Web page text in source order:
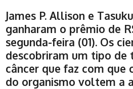
James P. Allison e
ganharam o prêmio de
segunda-feira (01). Os
descobriram um tipo de
câncer que faz com que
do organismo voltem a